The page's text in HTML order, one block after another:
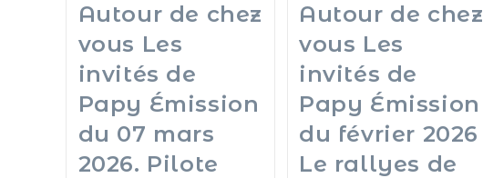
Autour de chez
vous Les
invités de
Papy Émission
du 07 mars
2026. Pilote
Autour de chez
vous Les
invités de
Papy Émission
du février 2026
Le rallyes de